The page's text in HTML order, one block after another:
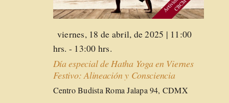
Destacado
viernes, 18 de abril, de 2025 | 11:00
hrs. - 13:00 hrs.
Día especial de Hatha Yoga en Viernes
Festivo: Alineación y Consciencia
Centro Budista RomaJalapa 94, CDMX